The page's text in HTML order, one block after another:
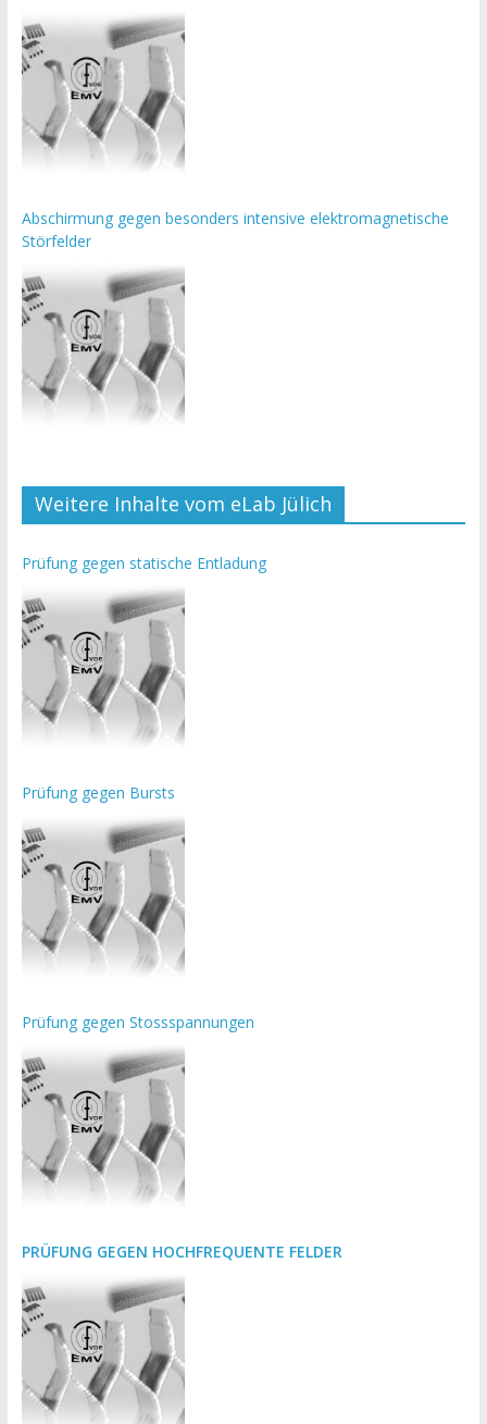
Abschirmung gegen besonders intensive elektromagnetische
Störfelder
Weitere Inhalte vom eLab Jülich
Prüfung gegen statische Entladung
Prüfung gegen Bursts
Prüfung gegen Stossspannungen
PRÜFUNG GEGEN HOCHFREQUENTE FELDER